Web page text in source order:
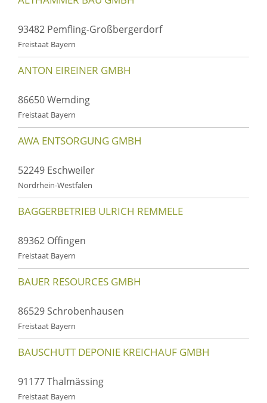
93482 Pemfling-Großbergerdorf
Freistaat Bayern
ANTON EIREINER GMBH
86650 Wemding
Freistaat Bayern
AWA ENTSORGUNG GMBH
52249 Eschweiler
Nordrhein-Westfalen
BAGGERBETRIEB ULRICH REMMELE
89362 Offingen
Freistaat Bayern
BAUER RESOURCES GMBH
86529 Schrobenhausen
Freistaat Bayern
BAUSCHUTT DEPONIE KREICHAUF GMBH
91177 Thalmässing
Freistaat Bayern